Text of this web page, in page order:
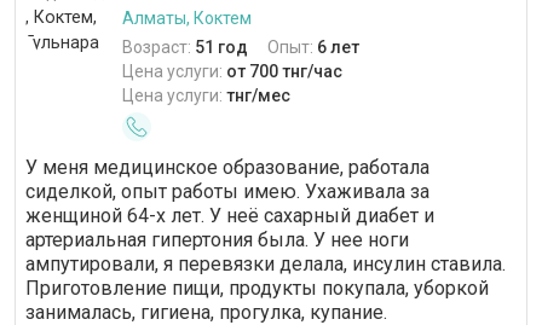
Алматы, Коктем
Возраст: 51 год Опыт: 6 лет
Цена услуги: от 700 тнг/час
Цена услуги: тнг/мес
У меня медицинское образование, работала
сиделкой, опыт работы имею. Ухаживала за
женщиной 64-х лет. У неё сахарный диабет и
артериальная гипертония была. У нее ноги
ампутировали, я перевязки делала, инсулин ставила.
Приготовление пищи, продукты покупала, уборкой
занималась, гигиена, прогулка, купание.